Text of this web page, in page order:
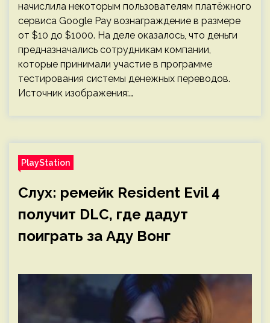
начислила некоторым пользователям платёжного
сервиса Google Pay вознаграждение в размере
от $10 до $1000. На деле оказалось, что деньги
предназначались сотрудникам компании,
которые принимали участие в программе
тестирования системы денежных переводов.
Источник изображения:…
PlayStation
Слух: ремейк Resident Evil 4
получит DLC, где дадут
поиграть за Аду Вонг